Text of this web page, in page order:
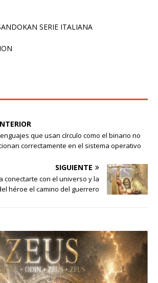
SERIE ITALIANA
que usan círculo como el binario no
correctamente en el sistema operativo
SIGUIENTE
conectarte con el universo y la
héroe el camino del guerrero